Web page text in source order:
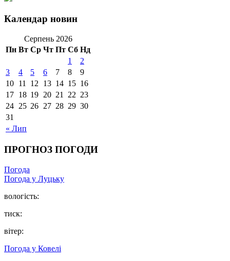
Календар новин
Серпень 2026
Пн Вт Ср Чт Пт Сб Нд
« Лип
1
2
3
4 5 6 7 8
9
10 11 12 13 14 15 16
17 18 19 20 21 22 23
24 25 26 27 28 29 30
31
ПРОГНОЗ ПОГОДИ
Погода
Погода у Луцьку
вологість:
тиск:
вітер:
Погода у Ковелі